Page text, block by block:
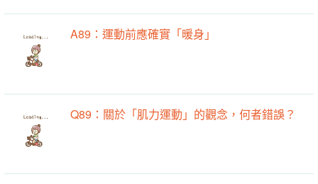
A89：運動前應確實「暖身」
Q89：關於「肌力運動」的觀念，何者錯誤？